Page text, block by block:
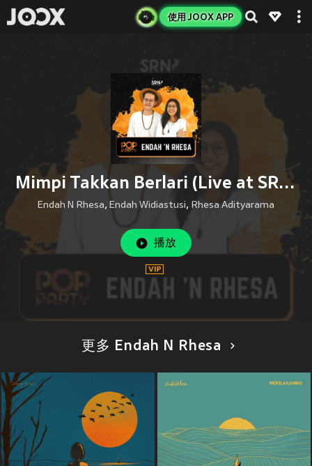
使用 JOOX APP
Mimpi Takkan Berlari (Live at SRN Pop Party)
Endah N Rhesa, Endah Widiastusi, Rhesa Adityarama
播放
更多 Endah N Rhesa